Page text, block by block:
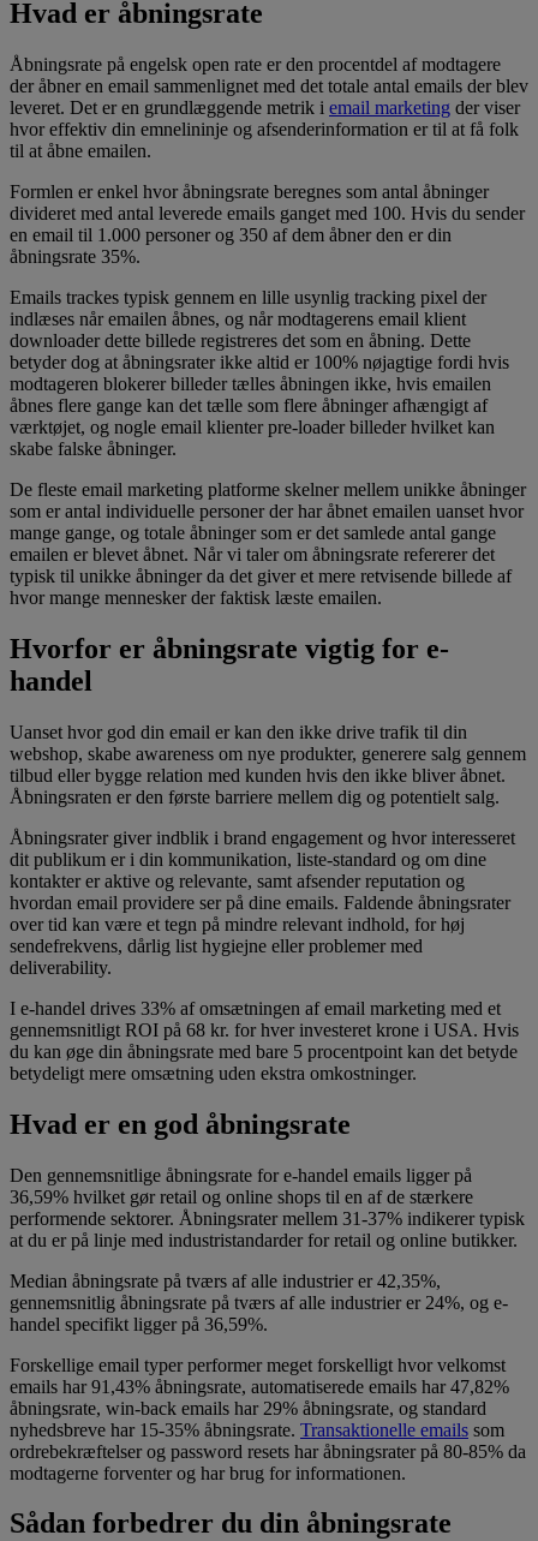
Hvad er åbningsrate
Åbningsrate på engelsk open rate er den procentdel af modtagere
der åbner en email sammenlignet med det totale antal emails der blev
leveret. Det er en grundlæggende metrik i email marketing der viser
hvor effektiv din emnelininje og afsenderinformation er til at få folk
til at åbne emailen.
Formlen er enkel hvor åbningsrate beregnes som antal åbninger
divideret med antal leverede emails ganget med 100. Hvis du sender
en email til 1.000 personer og 350 af dem åbner den er din
åbningsrate 35%.
Emails trackes typisk gennem en lille usynlig tracking pixel der
indlæses når emailen åbnes, og når modtagerens email klient
downloader dette billede registreres det som en åbning. Dette
betyder dog at åbningsrater ikke altid er 100% nøjagtige fordi hvis
modtageren blokerer billeder tælles åbningen ikke, hvis emailen
åbnes flere gange kan det tælle som flere åbninger afhængigt af
værktøjet, og nogle email klienter pre-loader billeder hvilket kan
skabe falske åbninger.
De fleste email marketing platforme skelner mellem unikke åbninger
som er antal individuelle personer der har åbnet emailen uanset hvor
mange gange, og totale åbninger som er det samlede antal gange
emailen er blevet åbnet. Når vi taler om åbningsrate refererer det
typisk til unikke åbninger da det giver et mere retvisende billede af
hvor mange mennesker der faktisk læste emailen.
Hvorfor er åbningsrate vigtig for e-
handel
Uanset hvor god din email er kan den ikke drive trafik til din
webshop, skabe awareness om nye produkter, generere salg gennem
tilbud eller bygge relation med kunden hvis den ikke bliver åbnet.
Åbningsraten er den første barriere mellem dig og potentielt salg.
Åbningsrater giver indblik i brand engagement og hvor interesseret
dit publikum er i din kommunikation, liste-standard og om dine
kontakter er aktive og relevante, samt afsender reputation og
hvordan email providere ser på dine emails. Faldende åbningsrater
over tid kan være et tegn på mindre relevant indhold, for høj
sendefrekvens, dårlig list hygiejne eller problemer med
deliverability.
I e-handel drives 33% af omsætningen af email marketing med et
gennemsnitligt ROI på 68 kr. for hver investeret krone i USA. Hvis
du kan øge din åbningsrate med bare 5 procentpoint kan det betyde
betydeligt mere omsætning uden ekstra omkostninger.
Hvad er en god åbningsrate
Den gennemsnitlige åbningsrate for e-handel emails ligger på
36,59% hvilket gør retail og online shops til en af de stærkere
performende sektorer. Åbningsrater mellem 31-37% indikerer typisk
at du er på linje med industristandarder for retail og online butikker.
Median åbningsrate på tværs af alle industrier er 42,35%,
gennemsnitlig åbningsrate på tværs af alle industrier er 24%, og e-
handel specifikt ligger på 36,59%.
Forskellige email typer performer meget forskelligt hvor velkomst
emails har 91,43% åbningsrate, automatiserede emails har 47,82%
åbningsrate, win-back emails har 29% åbningsrate, og standard
nyhedsbreve har 15-35% åbningsrate. Transaktionelle emails som
ordrebekræftelser og password resets har åbningsrater på 80-85% da
modtagerne forventer og har brug for informationen.
Sådan forbedrer du din åbningsrate